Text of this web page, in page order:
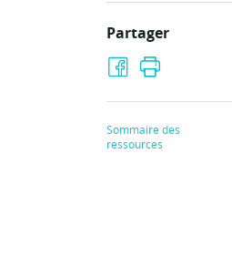
Partager
Sommaire des
ressources